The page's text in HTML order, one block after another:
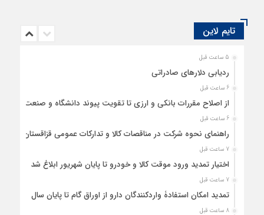
می‌دهد تا به ریشه‌‌‌های تغییرات اقلیمی رسیدگی کنند و همزمان با افزایش
تاب‌‌‌آوری و انعطاف‌‌‌پذیری خود، توانایی رشد رقابتی‌‌‌شان را افزایش دهند.
تایم لاین
5 ساعت قبل
ردیابی دلارهای صادراتی
6 ساعت قبل
از اصلاح مقررات بانکی و ارزی تا تقویت پیوند دانشگاه و صنعت
6 ساعت قبل
راهنمای نحوه شرکت در مناقصات کالا و تدارکات عمومی قزاقستان
7 ساعت قبل
اختیار تمدید ورود موقت کالا و خودرو تا پایان شهریور ابلاغ شد
7 ساعت قبل
تمدید امکان استفادۀ واردکنندگان دارو از اوراق گام تا پایان سال
8 ساعت قبل